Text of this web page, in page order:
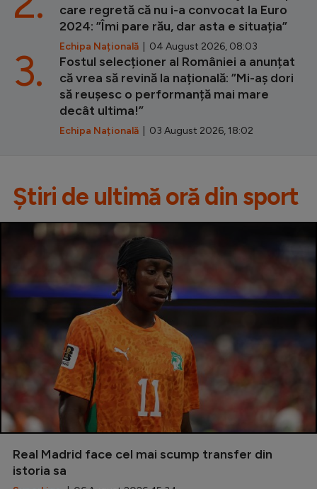
care regretă că nu i-a convocat la Euro
2024: ”Îmi pare rău, dar asta e situația”
Echipa Națională | 04 August 2026, 08:03
Fostul selecționer al României a anunțat
că vrea să revină la națională: ”Mi-aș dori
să reușesc o performanță mai mare
decât ultima!”
Echipa Națională | 03 August 2026, 18:02
3.
Știri de ultimă oră din sport
Real Madrid face cel mai scump transfer din
istoria sa